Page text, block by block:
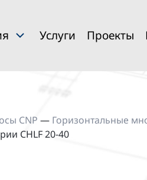
Услуги Проекты
CNP — Горизонтальные
CHLF 20-40